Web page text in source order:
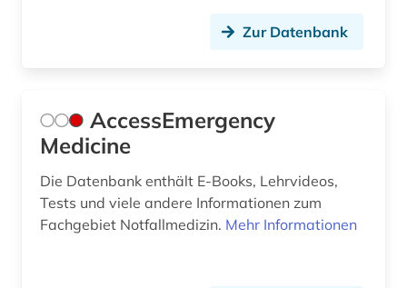
chinesische medizin (1)
christoph jacob (2)
chromatographie (1)
Zur Datenbank
AccessEmergency
Medicine
Die Datenbank enthält E-Books, Lehrvideos,
Tests und viele andere Informationen zum
Fachgebiet Notfallmedizin. Mehr Informationen